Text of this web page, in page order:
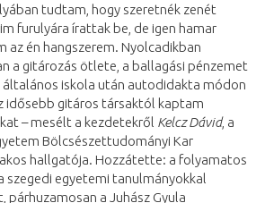
tudtam, hogy szeretnék zenét
furulyára írattak be, de igen hamar
az én hangszerem. Nyolcadikban
a gitározás ötlete, a ballagási pénzemet
iskola után autodidakta módon
idősebb gitáros társaktól kaptam
– mesélt a kezdetekről Kelcz Dávid, a
Bölcsészettudományi Kar
hallgatója. Hozzátette: a folyamatos
szegedi egyetemi tanulmányokkal
a Juhász Gyula